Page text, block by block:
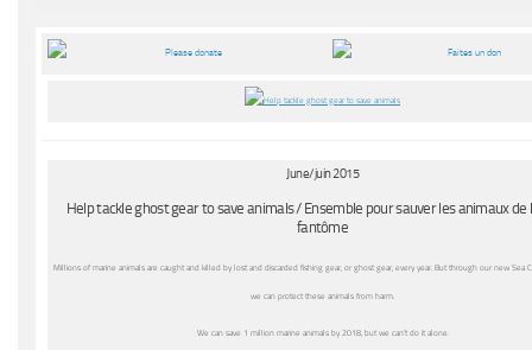
June/juin 2015
Help tackle ghost gear to save animals / Ensemble pour sauver les animaux de
fantôme
Millions of marine animals are caught and killed by lost and discarded fishing gear, or ghost gear, every year. But through our new Sea
we can protect these animals from harm.
We can save 1 million marine animals by 2018, but we can’t do it alone.